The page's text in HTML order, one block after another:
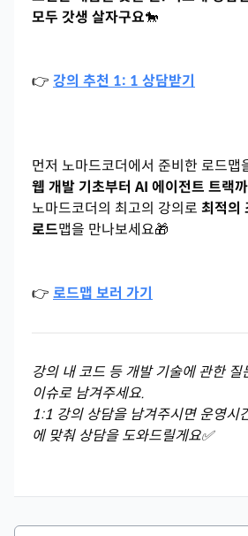
모두 갓생 살자구요🐎
👉 강의 추천 1: 1 상담받기
먼저 노마드코더에서 준비한 로드맵
웹 개발 기초부터 AI 에이전트 트랙
노마드코더의 최고의 강의로 최적의
로드맵을 만나보세요🎁
👉 로드맵 보러 가기
강의 내 코드 등 개발 기술에 관한
이슈로 남겨주세요.
1:1 강의 상담을 남겨주시면 운영시
에 맞춰 상담을 도와드릴게요✅